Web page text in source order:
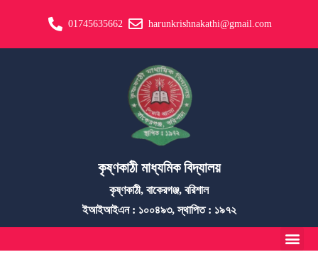
01745635662 harunkrishnakathi@gmail.com
কৃষ্ণকাঠী মাধ্যমিক বিদ্যালয়
কৃষ্ণকাঠী, বাকেরগঞ্জ, বরিশাল
ইআইআইএন : ১০০৪৯৩, স্থাপিত : ১৯৭২